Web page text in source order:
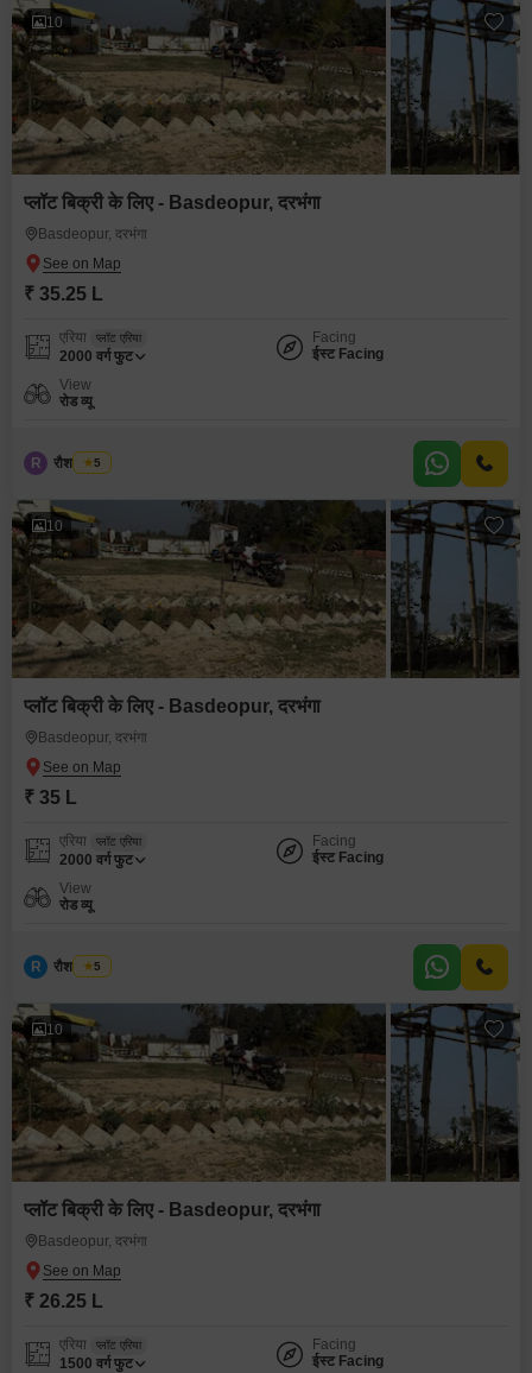
10
प्लॉट बिक्री के लिए - Basdeopur, दरभंगा
Basdeopur, दरभंगा
₹ 35.25 L
एरिया प्लॉट एरिया
2000 वर्ग फुट
Facing
ईस्ट Facing
View
रोड व्यू
R रौशन कुमार
5
10
प्लॉट बिक्री के लिए - Basdeopur, दरभंगा
Basdeopur, दरभंगा
₹ 35 L
एरिया प्लॉट एरिया
2000 वर्ग फुट
Facing
ईस्ट Facing
View
रोड व्यू
R रौशन कुमार
5
10
प्लॉट बिक्री के लिए - Basdeopur, दरभंगा
Basdeopur, दरभंगा
₹ 26.25 L
एरिया प्लॉट एरिया
1500 वर्ग फुट
Facing
ईस्ट Facing